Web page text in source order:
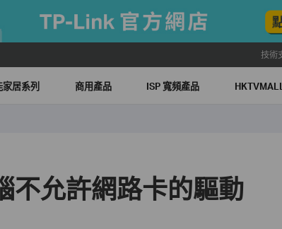
技術
居系列 商用產品 ISP 寬頻產品
不允許網路卡的驅動